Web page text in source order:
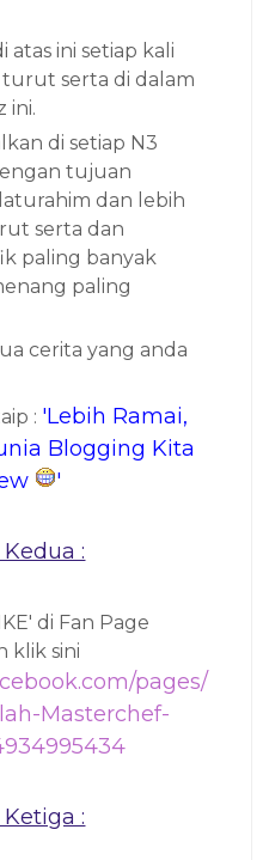
atas ini setiap kali
serta di dalam
ini.
di setiap N3
tujuan
dan lebih
serta dan
paling banyak
paling
cerita yang anda
: 'Lebih Ramai,
Blogging Kita
'
:
di Fan Page
klik sini
pages/
Masterchef-
: